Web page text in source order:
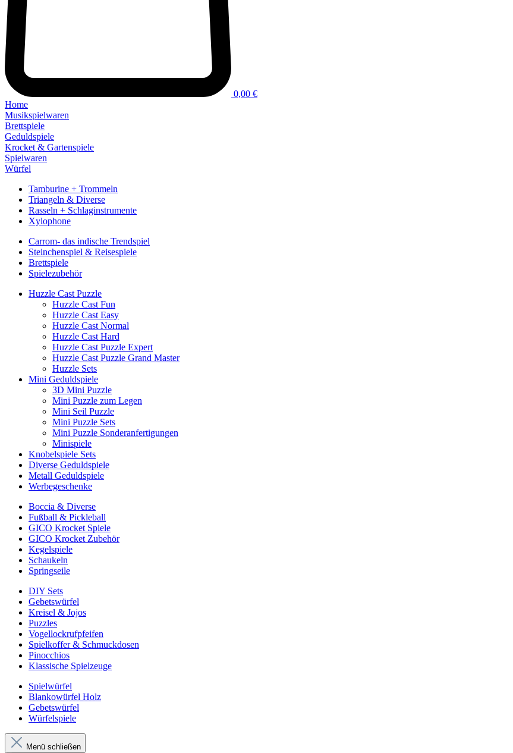
0,00 €
Home
Musikspielwaren
Brettspiele
Geduldspiele
Krocket & Gartenspiele
Spielwaren
Würfel
Tamburine + Trommeln
Triangeln & Diverse
Rasseln + Schlaginstrumente
Xylophone
Carrom- das indische Trendspiel
Steinchenspiel & Reisespiele
Brettspiele
Spielezubehör
Huzzle Cast Puzzle
Huzzle Cast Fun
Huzzle Cast Easy
Huzzle Cast Normal
Huzzle Cast Hard
Huzzle Cast Puzzle Expert
Huzzle Cast Puzzle Grand Master
Huzzle Sets
Mini Geduldspiele
3D Mini Puzzle
Mini Puzzle zum Legen
Mini Seil Puzzle
Mini Puzzle Sets
Mini Puzzle Sonderanfertigungen
Minispiele
Knobelspiele Sets
Diverse Geduldspiele
Metall Geduldspiele
Werbegeschenke
Boccia & Diverse
Fußball & Pickleball
GICO Krocket Spiele
GICO Krocket Zubehör
Kegelspiele
Schaukeln
Springseile
DIY Sets
Gebetswürfel
Kreisel & Jojos
Puzzles
Vogellockrufpfeifen
Spielkoffer & Schmuckdosen
Pinocchios
Klassische Spielzeuge
Spielwürfel
Blankowürfel Holz
Gebetswürfel
Würfelspiele
Menü schließen